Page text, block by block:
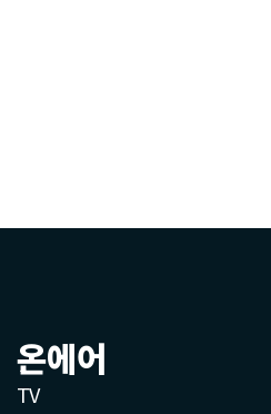
온에어
TV